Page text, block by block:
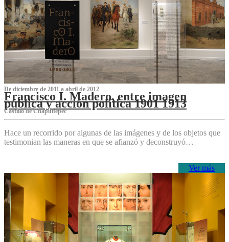
De diciembre de 2011 a abril de 2012
Francisco I. Madero, entre imagen
pública y acción política 1901 1913
Castillo de Chapultepec
Hace un recorrido por algunas de las imágenes y de los objetos que
testimonian las maneras en que se afianzó y deconstruyó…
Ver más